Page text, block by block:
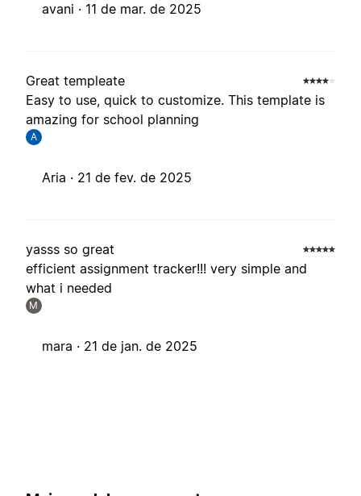
avani · 11 de mar. de 2025
Great templeate
Easy to use, quick to customize. This template is
amazing for school planning
A
Aria · 21 de fev. de 2025
yasss so great
efficient assignment tracker!!! very simple and
what i needed
M
mara · 21 de jan. de 2025